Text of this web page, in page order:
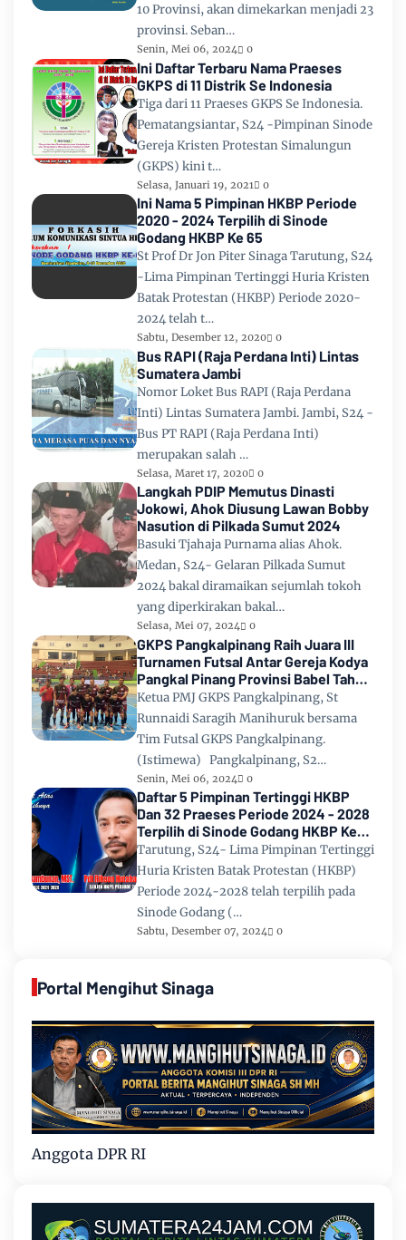
10 Provinsi, akan dimekarkan menjadi 23
provinsi. Seban…
Senin, Mei 06, 2024 0
Ini Daftar Terbaru Nama Praeses
GKPS di 11 Distrik Se Indonesia
Tiga dari 11 Praeses GKPS Se Indonesia.
Pematangsiantar, S24 -Pimpinan Sinode
Gereja Kristen Protestan Simalungun
(GKPS) kini t…
Selasa, Januari 19, 2021 0
Ini Nama 5 Pimpinan HKBP Periode
2020 - 2024 Terpilih di Sinode
Godang HKBP Ke 65
St Prof Dr Jon Piter Sinaga Tarutung, S24
-Lima Pimpinan Tertinggi Huria Kristen
Batak Protestan (HKBP) Periode 2020-
2024 telah t…
Sabtu, Desember 12, 2020 0
Bus RAPI (Raja Perdana Inti) Lintas
Sumatera Jambi
Nomor Loket Bus RAPI (Raja Perdana
Inti) Lintas Sumatera Jambi. Jambi, S24 -
Bus PT RAPI (Raja Perdana Inti)
merupakan salah …
Selasa, Maret 17, 2020 0
Langkah PDIP Memutus Dinasti
Jokowi, Ahok Diusung Lawan Bobby
Nasution di Pilkada Sumut 2024
Basuki Tjahaja Purnama alias Ahok.
Medan, S24- Gelaran Pilkada Sumut
2024 bakal diramaikan sejumlah tokoh
yang diperkirakan bakal…
Selasa, Mei 07, 2024 0
GKPS Pangkalpinang Raih Juara III
Turnamen Futsal Antar Gereja Kodya
Pangkal Pinang Provinsi Babel Tahun
2024
Ketua PMJ GKPS Pangkalpinang, St
Runnaidi Saragih Manihuruk bersama
Tim Futsal GKPS Pangkalpinang.
(Istimewa) Pangkalpinang, S2…
Senin, Mei 06, 2024 0
Daftar 5 Pimpinan Tertinggi HKBP
Dan 32 Praeses Periode 2024 - 2028
Terpilih di Sinode Godang HKBP Ke
67 Tahun 2024
Tarutung, S24- Lima Pimpinan Tertinggi
Huria Kristen Batak Protestan (HKBP)
Periode 2024-2028 telah terpilih pada
Sinode Godang (…
Sabtu, Desember 07, 2024 0
Portal Mengihut Sinaga
Anggota DPR RI